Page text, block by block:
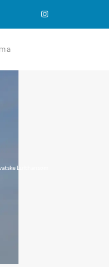
Lufthansom